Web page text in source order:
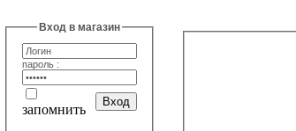
Вход в магазин
пароль :
запомнить